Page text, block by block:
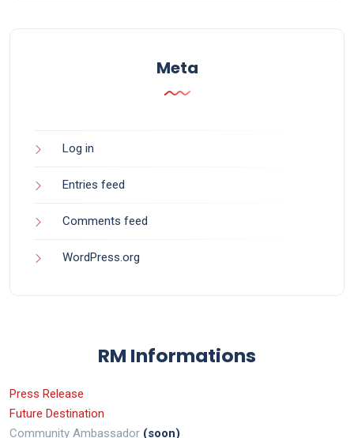
Meta
Log in
Entries feed
Comments feed
WordPress.org
RM Informations
Press Release
Future Destination
Community Ambassador (soon)